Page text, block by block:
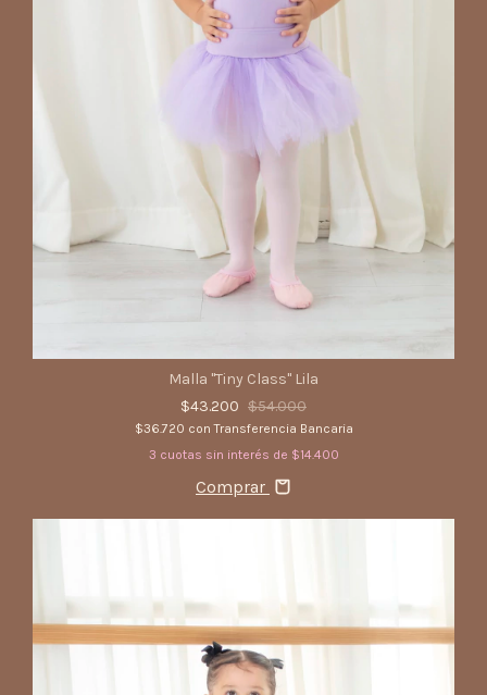
Malla "Tiny Class" Lila
$43.200 $54.000
$36.720 con Transferencia Bancaria
3 cuotas sin interés de $14.400
Comprar